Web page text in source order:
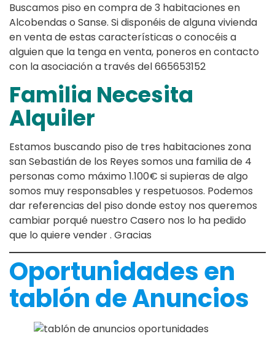
Buscamos piso en compra de 3 habitaciones en
Alcobendas o Sanse. Si disponéis de alguna vivienda
en venta de estas características o conocéis a
alguien que la tenga en venta, poneros en contacto
con la asociación a través del 665653152
Familia Necesita
Alquiler
Estamos buscando piso de tres habitaciones zona
san Sebastián de los Reyes somos una familia de 4
personas como máximo 1.100€ si supieras de algo
somos muy responsables y respetuosos. Podemos
dar referencias del piso donde estoy nos queremos
cambiar porqué nuestro Casero nos lo ha pedido
que lo quiere vender . Gracias
Oportunidades en
tablón de Anuncios